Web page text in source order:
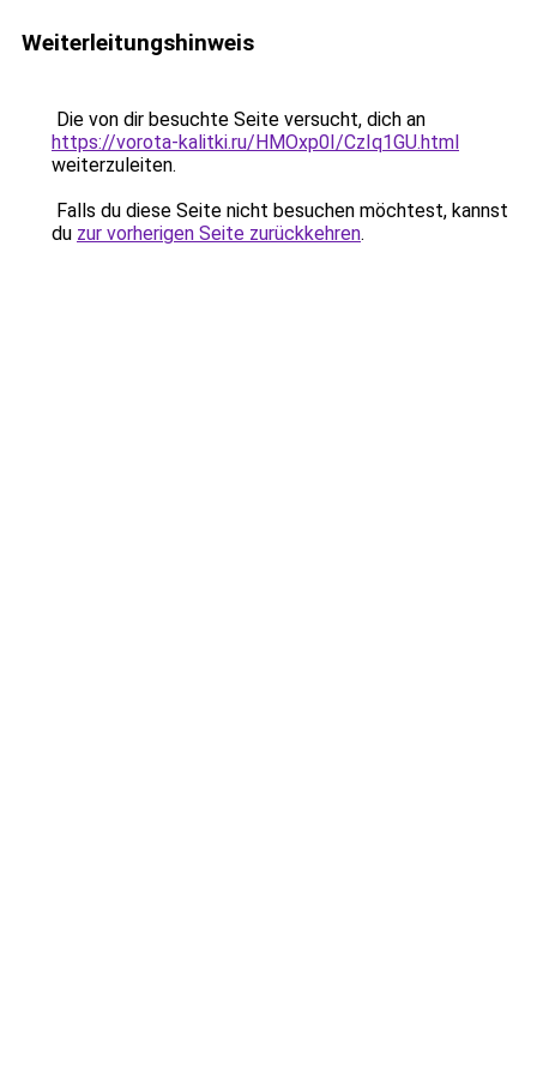
Weiterleitungshinweis
Die von dir besuchte Seite versucht, dich an
https://vorota-kalitki.ru/HMOxp0I/CzIq1GU.html
weiterzuleiten.
Falls du diese Seite nicht besuchen möchtest, kannst
du zur vorherigen Seite zurückkehren.